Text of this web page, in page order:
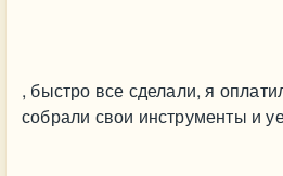
, быстро все сделали, я
собрали свои инструменты и